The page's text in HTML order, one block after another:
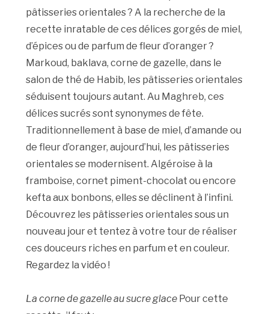
pâtisseries orientales ? A la recherche de la
recette inratable de ces délices gorgés de miel,
d’épices ou de parfum de fleur d’oranger ?
Markoud, baklava, corne de gazelle, dans le
salon de thé de Habib, les pâtisseries orientales
séduisent toujours autant. Au Maghreb, ces
délices sucrés sont synonymes de fête.
Traditionnellement à base de miel, d’amande ou
de fleur d’oranger, aujourd’hui, les pâtisseries
orientales se modernisent. Algéroise à la
framboise, cornet piment-chocolat ou encore
kefta aux bonbons, elles se déclinent à l’infini.
Découvrez les pâtisseries orientales sous un
nouveau jour et tentez à votre tour de réaliser
ces douceurs riches en parfum et en couleur.
Regardez la vidéo !
La corne de gazelle au sucre glace Pour cette